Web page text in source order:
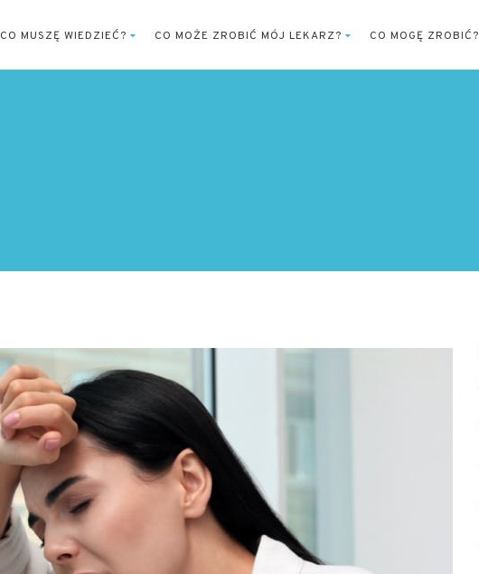
CO MUSZĘ WIEDZIEĆ? CO MOŻE ZROBIĆ MÓJ LEKARZ? CO MOGĘ ZROBIĆ?